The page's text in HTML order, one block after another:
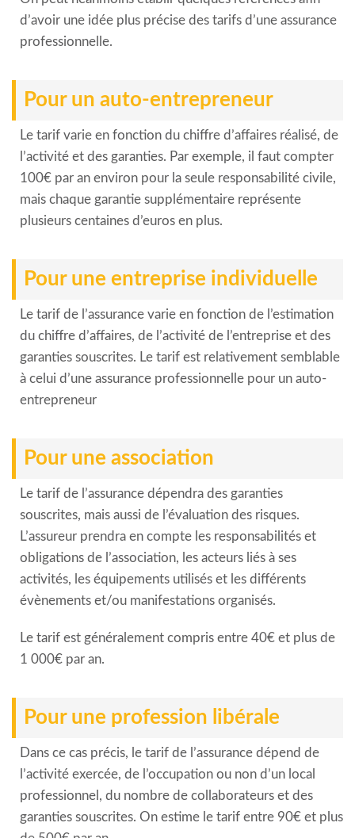
d’avoir une idée plus précise des tarifs d’une assurance
professionnelle.
Pour un auto-entrepreneur
Le tarif varie en fonction du chiffre d’affaires réalisé, de
l’activité et des garanties. Par exemple, il faut compter
100€ par an environ pour la seule responsabilité civile,
mais chaque garantie supplémentaire représente
plusieurs centaines d’euros en plus.
Pour une entreprise individuelle
Le tarif de l’assurance varie en fonction de l’estimation
du chiffre d’affaires, de l’activité de l’entreprise et des
garanties souscrites. Le tarif est relativement semblable
à celui d’une assurance professionnelle pour un auto-
entrepreneur
Pour une association
Le tarif de l’assurance dépendra des garanties
souscrites, mais aussi de l’évaluation des risques.
L’assureur prendra en compte les responsabilités et
obligations de l’association, les acteurs liés à ses
activités, les équipements utilisés et les différents
évènements et/ou manifestations organisés.
Le tarif est généralement compris entre 40€ et plus de
1 000€ par an.
Pour une profession libérale
Dans ce cas précis, le tarif de l’assurance dépend de
l’activité exercée, de l’occupation ou non d’un local
professionnel, du nombre de collaborateurs et des
garanties souscrites. On estime le tarif entre 90€ et plus